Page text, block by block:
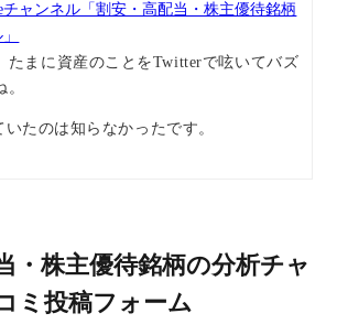
チャンネル「割安・高配当・株主優待銘柄
たまに資産のことをTwitterで呟いてバズ
たのは知らなかったです。
ミ投稿フォーム